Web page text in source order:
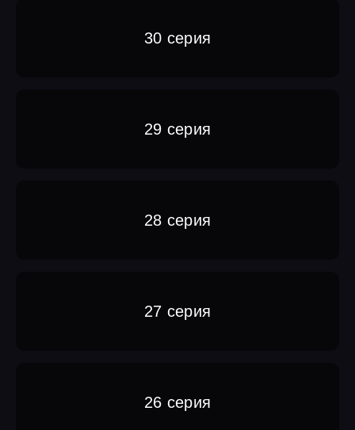
30 серия
29 серия
28 серия
27 серия
26 серия